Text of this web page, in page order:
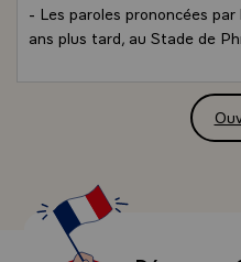
- Les paroles prononcées
ans plus tard, au Stade de
Cambodge. L'Histoire, hélas,
l'extension des combats
peuple. Peu à peu, le
Et c'est le coeur serré qu'il y
notre ambassade à Phnom